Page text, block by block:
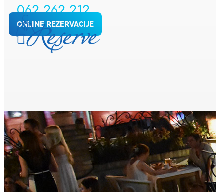
062 262 212
ONLINE REZERVACIJE